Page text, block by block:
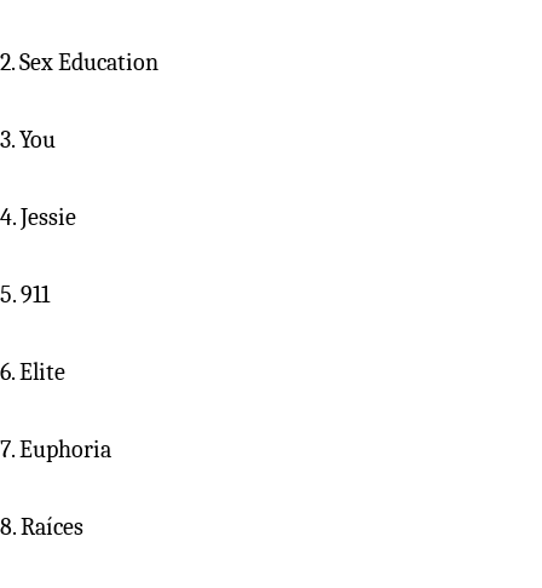
2. Sex Education
3. You
4. Jessie
5. 911
6. Elite
7. Euphoria
8. Raíces